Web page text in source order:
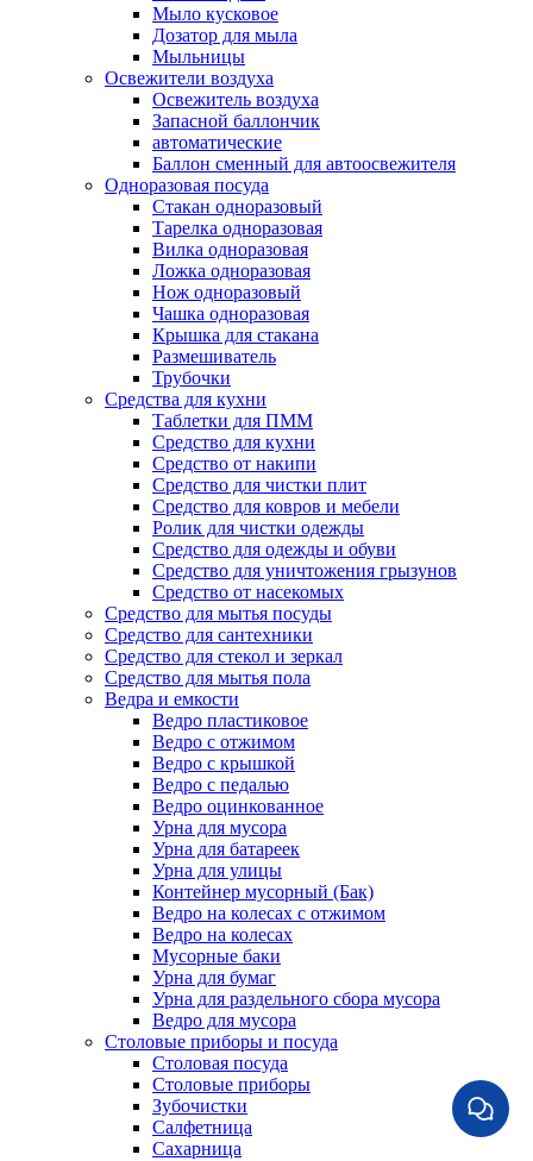
Мыло кусковое
Дозатор для мыла
Мыльницы
Освежители воздуха
Освежитель воздуха
Запасной баллончик
автоматические
Баллон сменный для автоосвежителя
Одноразовая посуда
Стакан одноразовый
Тарелка одноразовая
Вилка одноразовая
Ложка одноразовая
Нож одноразовый
Чашка одноразовая
Крышка для стакана
Размешиватель
Трубочки
Средства для кухни
Таблетки для ПММ
Средство для кухни
Средство от накипи
Средство для чистки плит
Средство для ковров и мебели
Ролик для чистки одежды
Средство для одежды и обуви
Средство для уничтожения грызунов
Средство от насекомых
Средство для мытья посуды
Средство для сантехники
Средство для стекол и зеркал
Средство для мытья пола
Ведра и емкости
Ведро пластиковое
Ведро с отжимом
Ведро с крышкой
Ведро с педалью
Ведро оцинкованное
Урна для мусора
Урна для батареек
Урна для улицы
Контейнер мусорный (Бак)
Ведро на колесах с отжимом
Ведро на колесах
Мусорные баки
Урна для бумаг
Урна для раздельного сбора мусора
Ведро для мусора
Столовые приборы и посуда
Столовая посуда
Столовые приборы
Зубочистки
Салфетница
Сахарница